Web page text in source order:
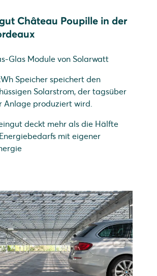
Château Poupille in der
Glas Module von Solarwatt
Speicher speichert den
Solarstrom, der tagsüber
Anlage produziert wird.
deckt mehr als die Hälfte
mit eigener